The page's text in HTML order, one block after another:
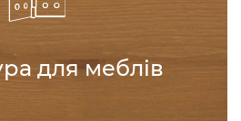
для меблів